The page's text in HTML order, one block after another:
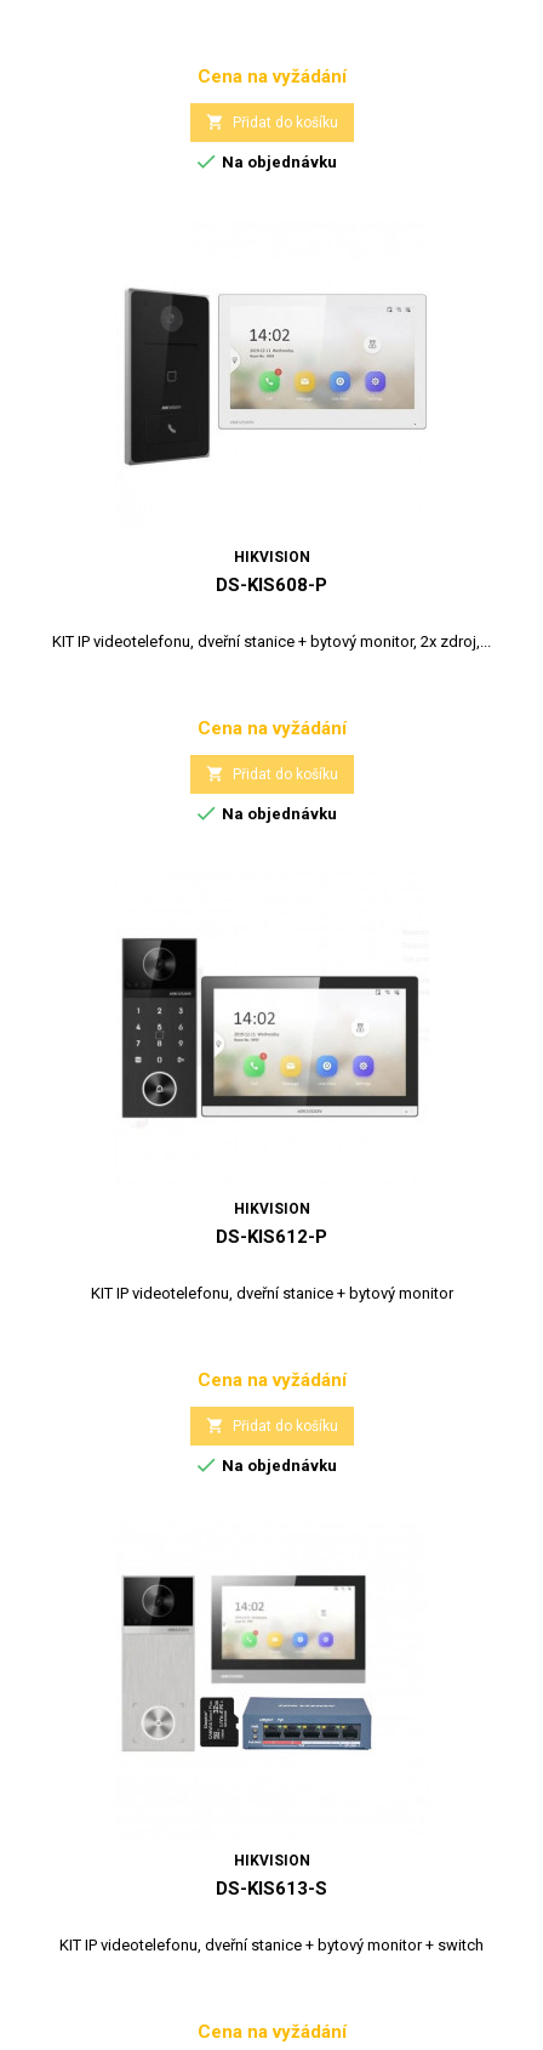
Cena
Cena na vyžádání
 Přidat do košíku
 Na objednávku
HIKVISION
DS-KIS608-P
KIT IP videotelefonu, dveřní stanice + bytový monitor, 2x zdroj,...
Cena
Cena na vyžádání
 Přidat do košíku
 Na objednávku
HIKVISION
DS-KIS612-P
KIT IP videotelefonu, dveřní stanice + bytový monitor
Cena
Cena na vyžádání
 Přidat do košíku
 Na objednávku
HIKVISION
DS-KIS613-S
KIT IP videotelefonu, dveřní stanice + bytový monitor + switch
Cena
Cena na vyžádání